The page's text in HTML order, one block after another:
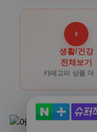
›
생활/건강
전체보기
카테고리 상품 더